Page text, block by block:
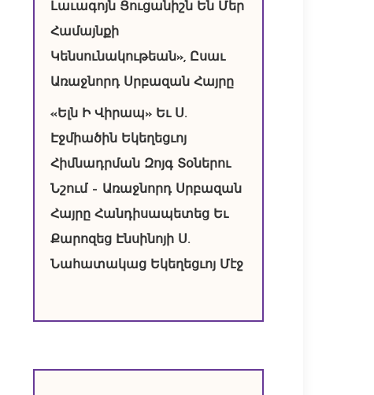
Լաւագոյն Ցուցանիշն Են Մեր
Համայնքի
Կենսունակութեան», Ըսաւ
Առաջնորդ Սրբազան Հայրը
«Ելն Ի Վիրապ» Եւ Ս.
Էջմիածին Եկեղեցւոյ
Հիմնադրման Զոյգ Տօներու
Նշում – Առաջնորդ Սրբազան
Հայրը Հանդիսապետեց Եւ
Քարոզեց Էնսինոյի Ս.
Նահատակաց Եկեղեցւոյ Մէջ